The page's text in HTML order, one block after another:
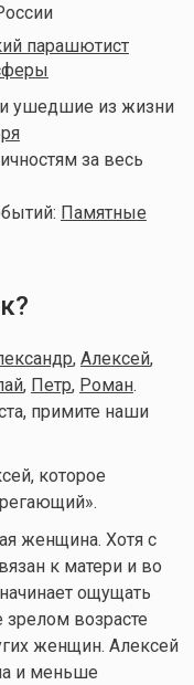
парашютист
ушедшие из жизни
за весь
Памятные
, Алексей,
, Петр, Роман.
примите наши
которое
женщина. Хотя с
к матери и во
ощущать
возрасте
женщин. Алексей
и меньше